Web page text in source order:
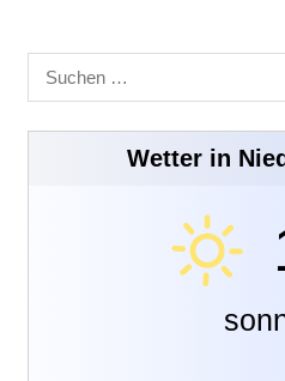
Suchen
nach:
Wetter in